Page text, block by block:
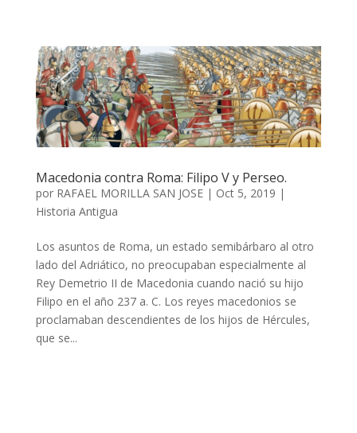
Macedonia contra Roma: Filipo V y Perseo.
por RAFAEL MORILLA SAN JOSE| Oct 5, 2019 |
Historia Antigua
Los asuntos de Roma, un estado semibárbaro al otro
lado del Adriático, no preocupaban especialmente al
Rey Demetrio II de Macedonia cuando nació su hijo
Filipo en el año 237 a. C. Los reyes macedonios se
proclamaban descendientes de los hijos de Hércules,
que se...